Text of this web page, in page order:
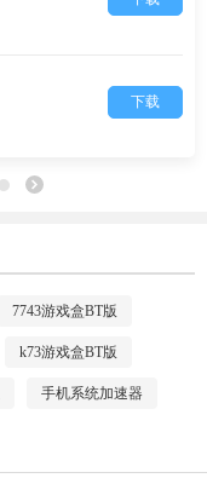
下载
7743游戏盒BT版
k73游戏盒BT版
手机系统加速器